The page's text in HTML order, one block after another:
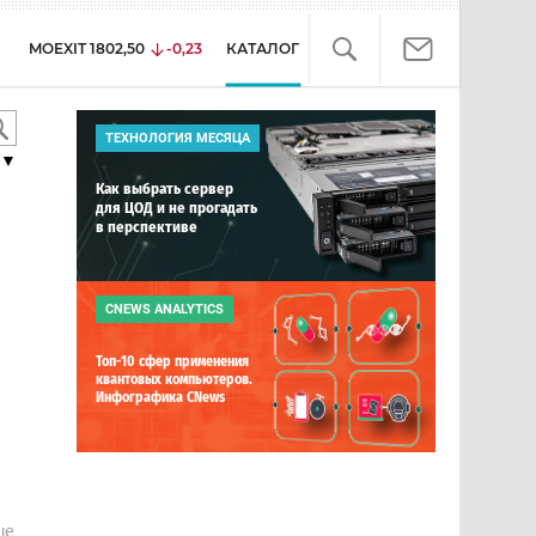
MOEXIT 1802,50 -0,23 КАТАЛОГ
ТЕХНОЛОГИЯ МЕСЯЦА
Как выбрать сервер
для ЦОД и не прогадать
в перспективе
CNEWS ANALYTICS
Топ-10 сфер применения
квантовых компьютеров.
Инфографика CNews